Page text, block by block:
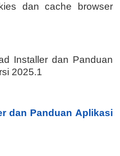
dan cache browser
Installer dan Panduan
2025.1
dan Panduan Aplikasi